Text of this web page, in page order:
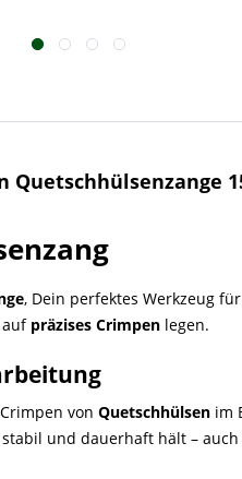
, Dein perfektes Werkzeug
auf präzises Crimpen legen.
von Quetschhülsen im
und dauerhaft hält –